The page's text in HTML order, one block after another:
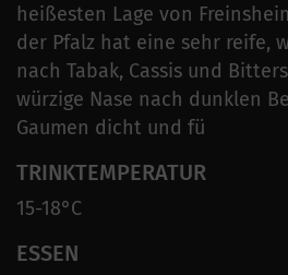
heißesten Lage von
der Pfalz hat eine sehr reife,
nach Tabak, Cassis und
würzige Nase nach dunklen
Gaumen dicht und fü
TRINKTEMPERATUR
15-18°C
ESSEN